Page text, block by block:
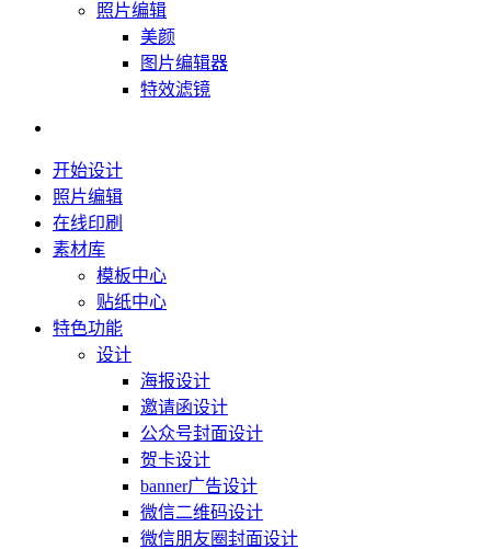
照片编辑
美颜
图片编辑器
特效滤镜
开始设计
照片编辑
在线印刷
素材库
模板中心
贴纸中心
特色功能
设计
海报设计
邀请函设计
公众号封面设计
贺卡设计
banner广告设计
微信二维码设计
微信朋友圈封面设计